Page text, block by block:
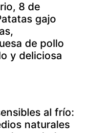
8 de
gajo
de pollo
y deliciosa
al frío:
naturales